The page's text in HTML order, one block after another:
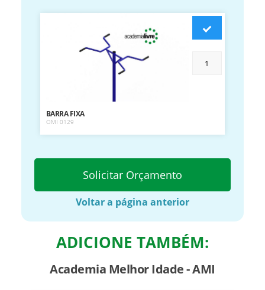
BARRA FIXA
OMI 0129
Solicitar Orçamento
Voltar a página anterior
ADICIONE TAMBÉM:
Academia Melhor Idade - AMI